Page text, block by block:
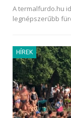
A termalfurdo.hu
legnépszerűbb
HÍREK